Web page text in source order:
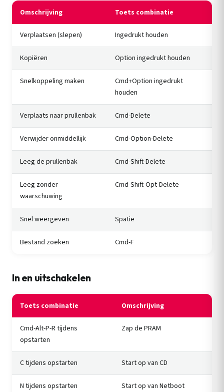
Omschrijving Toets combinatie
Verplaatsen (slepen) Ingedrukt houden
Kopiëren Option ingedrukt houden
Snelkoppeling maken
Cmd+Option ingedrukt
houden
Verplaats naar prullenbak Cmd-Delete
Verwijder onmiddellijk Cmd-Option-Delete
Leeg de prullenbak Cmd-Shift-Delete
Leeg zonder
waarschuwing
Cmd-Shift-Opt-Delete
Snel weergeven Spatie
Bestand zoeken Cmd-F
In en uitschakelen
Toets combinatie Omschrijving
Cmd-Alt-P-R tijdens
opstarten
Zap de PRAM
C tijdens opstarten Start op van CD
N tijdens opstarten
Start op van Netboot